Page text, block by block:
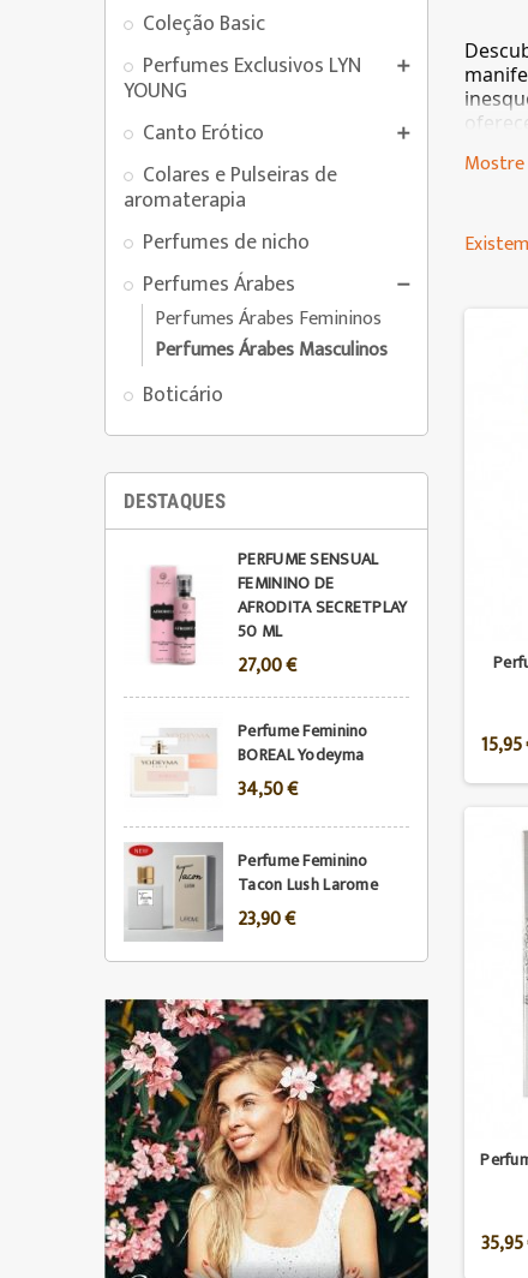
Coleção Basic
Perfumes Exclusivos LYN
YOUNG

Canto Erótico 
Colares e Pulseiras de
aromaterapia
Perfumes de nicho
Perfumes Árabes

Perfumes Árabes Femininos
Perfumes Árabes Masculinos
Boticário
DESTAQUES
PERFUME SENSUAL
FEMININO DE
AFRODITA SECRETPLAY
50 ML
27,00 €
Perfume Feminino
BOREAL Yodeyma
34,50 €
Perfume Feminino
Tacon Lush Larome
23,90 €